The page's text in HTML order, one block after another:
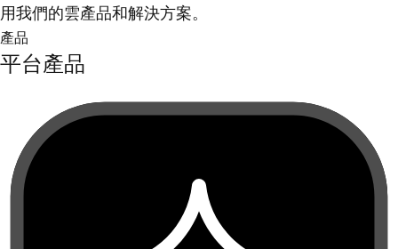
用我們的雲產品和解決方案。
產品
平台產品